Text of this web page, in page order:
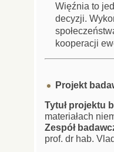
Więźnia to
decyzji.
kooperacji
Projekt
Tytuł projektu
materiałach
Zespół
prof. dr hab.